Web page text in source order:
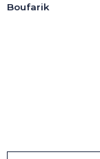
Boufarik